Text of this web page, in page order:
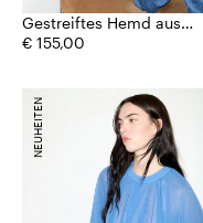
Gestreiftes Hemd aus
Baumwollmusselin
€ 155,00
NEUHEITEN